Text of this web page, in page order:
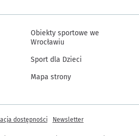
Obiekty sportowe we
Wrocławiu
Sport dla Dzieci
Mapa strony
dostępności Newsletter